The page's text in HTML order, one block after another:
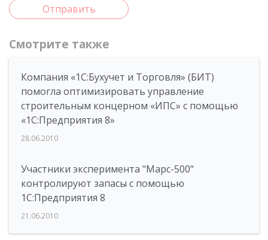
Отправить
Смотрите также
Компания «1С:Бухучет и Торговля» (БИТ)
помогла оптимизировать управление
строительным концерном «ИПС» с помощью
«1С:Предприятия 8»
28.06.2010
Участники эксперимента "Марс-500"
контролируют запасы с помощью
1С:Предприятия 8
21.06.2010